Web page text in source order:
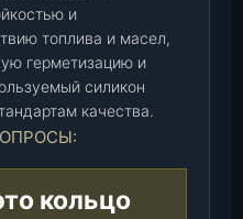
и
топлива и масел,
герметизацию и
силикон
качества.
кольцо